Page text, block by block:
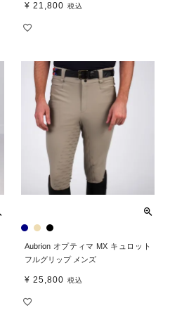
¥ 21,800 税込
Aubrion オプティマ MX キュロット
フルグリップ メンズ
¥ 25,800 税込